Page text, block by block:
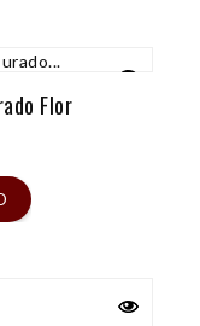
Flor